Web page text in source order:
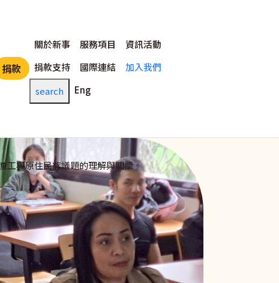
捐款
主選單
關於新事 服務項目
資訊活動
捐款支持
國際連結
加入我們
search
Eng
工與原住民族議題的理解與關懷。